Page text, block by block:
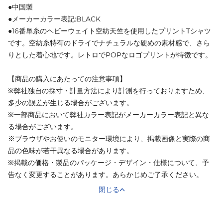
●中国製
●メーカーカラー表記:BLACK
●16番単糸のヘビーウェイト空紡天竺を使用したプリントTシャツ
です。空紡糸特有のドライでナチュラルな硬めの素材感で、さら
りとした着心地です。レトロでPOPなロゴプリントが特徴です。
【商品の購入にあたっての注意事項】
※弊社独自の採寸・計量方法により計測を行っておりますため、
多少の誤差が生じる場合がございます。
※一部商品において弊社カラー表記がメーカーカラー表記と異な
る場合がございます。
※ブラウザやお使いのモニター環境により、掲載画像と実際の商
品の色味が若干異なる場合があります。
※掲載の価格・製品のパッケージ・デザイン・仕様について、予
告なく変更することがあります。あらかじめご了承ください。
閉じる